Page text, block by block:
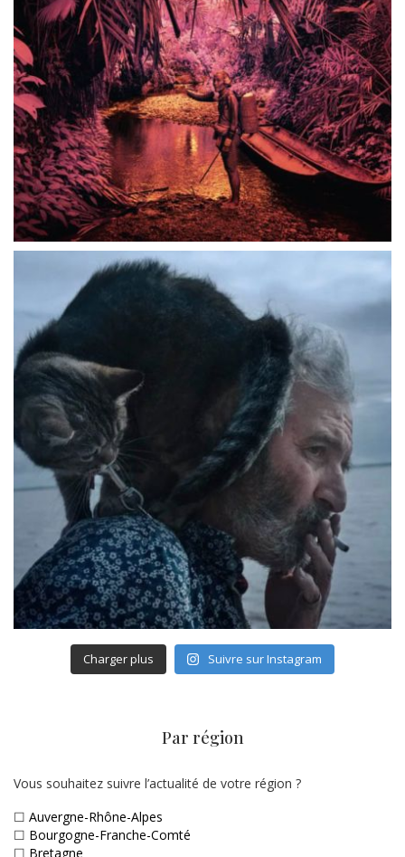
Charger plus Suivre sur Instagram
Par région
Vous souhaitez suivre l’actualité de votre région ?
☐ Auvergne-Rhône-Alpes
☐ Bourgogne-Franche-Comté
☐ Bretagne